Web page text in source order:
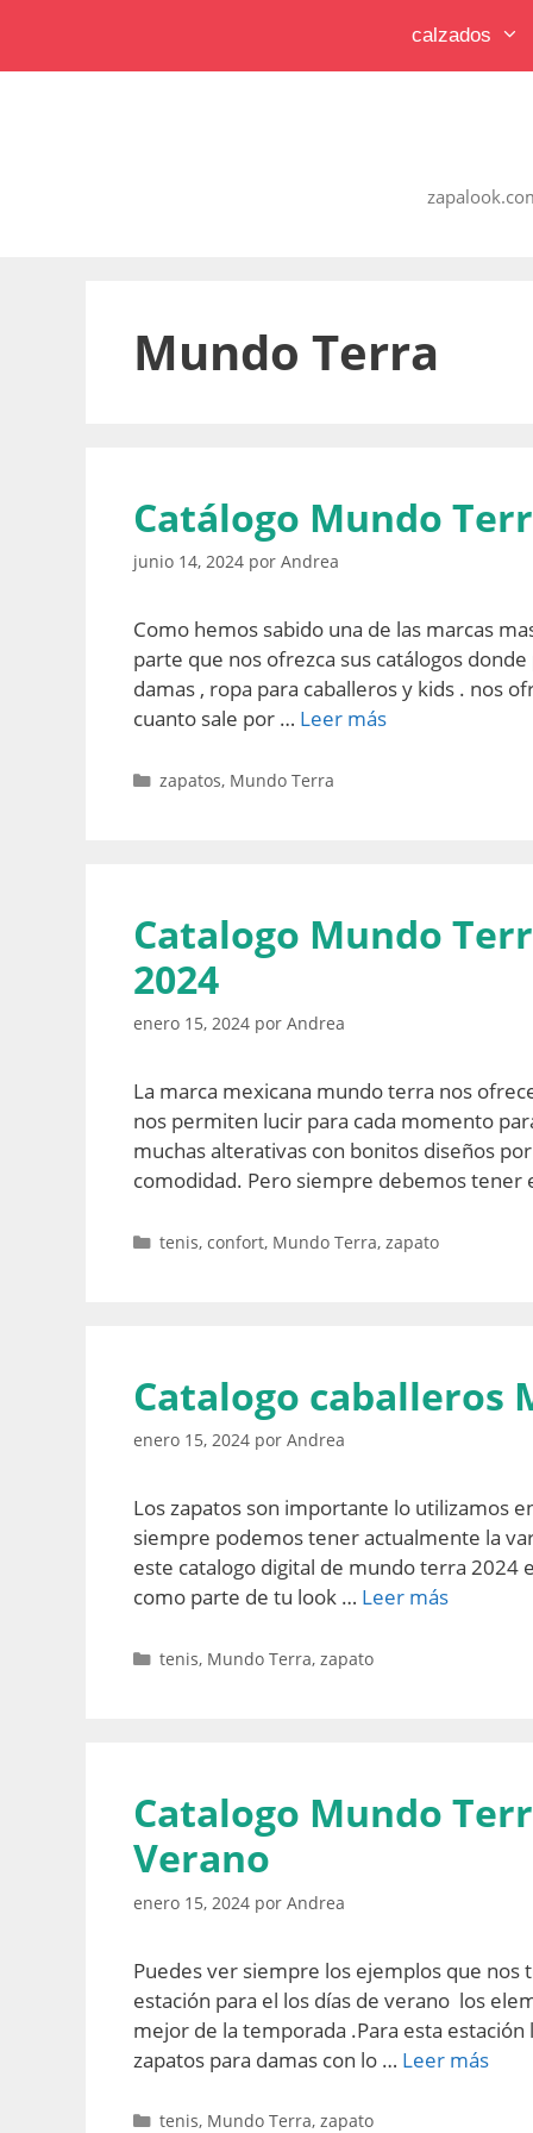
contenido
calzados
Mundo Terra
Catálogo Mundo
junio 14, 2024 por Andrea
Como hemos sabido una de las marcas
parte que nos ofrezca sus catálogos
damas , ropa para caballeros y kids . nos
cuanto sale por … Leer más
Categorías
zapatos, Mundo Terra
Catalogo Mundo
2024
enero 15, 2024 por Andrea
La marca mexicana mundo terra nos
nos permiten lucir para cada momento
muchas alterativas con bonitos diseños
comodidad. Pero siempre debemos tener
Categorías
tenis, confort, Mundo Terra, zapato
Catalogo caballeros
enero 15, 2024 por Andrea
Los zapatos son importante lo utilizamos
siempre podemos tener actualmente la
este catalogo digital de mundo terra 2024
como parte de tu look … Leer más
Categorías
tenis, Mundo Terra, zapato
Catalogo Mundo
Verano
enero 15, 2024 por Andrea
Puedes ver siempre los ejemplos que nos
estación para el los días de verano los
mejor de la temporada .Para esta
zapatos para damas con lo … Leer más
Categorías
tenis, Mundo Terra, zapato